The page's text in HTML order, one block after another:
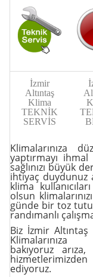
İzmir
Altıntaş
Klima
TEKNİK
SERVİS
Klimalarınıza
yaptırmayı
sağlınızı büyük
ihtiyaç duydunuz
klima
olsun
günde bir toz
randımanlı
Biz İzmir Altıntaş
bakıyoruz arıza,
ediyoruz.